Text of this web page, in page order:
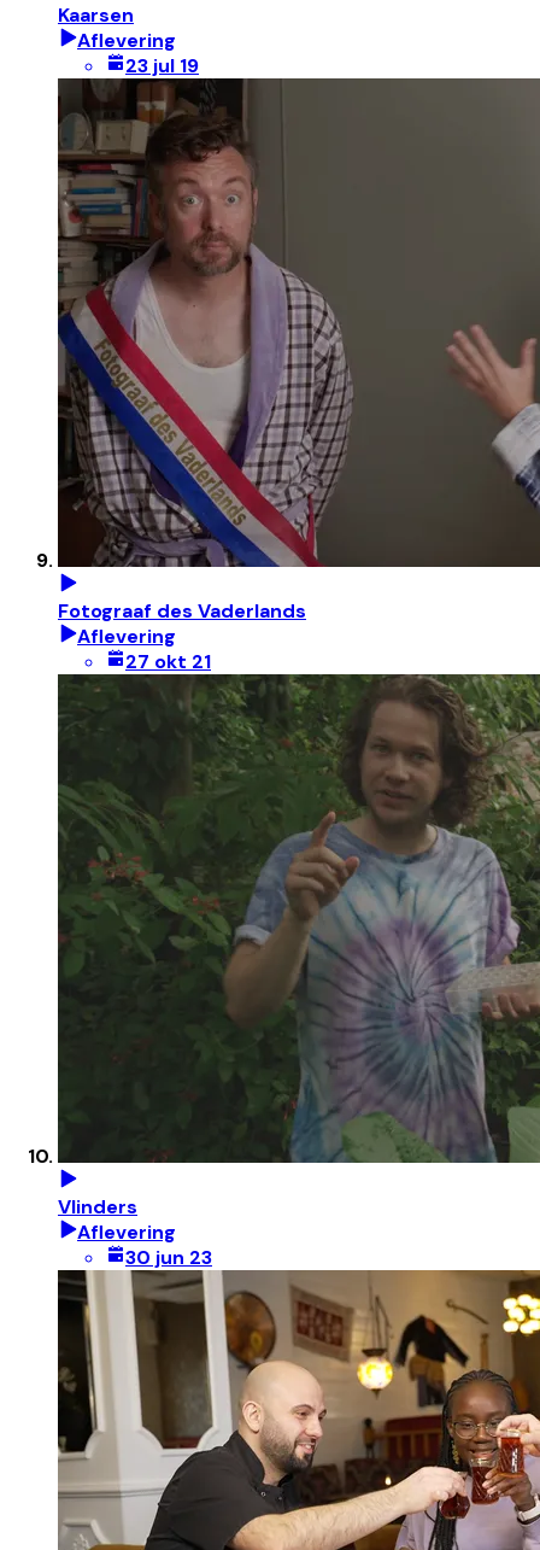
Kaarsen
Aflevering
23 jul 19
Fotograaf des Vaderlands
Aflevering
27 okt 21
Vlinders
Aflevering
30 jun 23